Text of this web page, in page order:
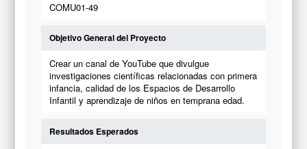
COMU01-49
Objetivo General del Proyecto
Crear un canal de YouTube que divulgue
investigaciones científicas relacionadas con primera
infancia, calidad de los Espacios de Desarrollo
Infantil y aprendizaje de niños en temprana edad.
Resultados Esperados